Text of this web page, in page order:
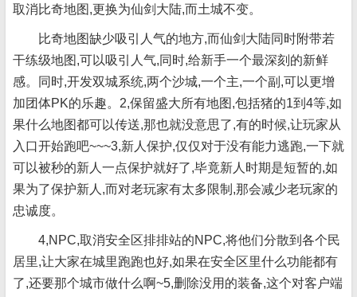
取消比奇地图,更换为仙剑大陆,而土城不变。
比奇地图缺少吸引人气的地方,而仙剑大陆同时附带若
干练级地图,可以吸引人气,同时,给新手一个最深刻的新鲜
感。同时,开发双城系统,两个沙城,一个主,一个副,可以更增
加团体PK的乐趣。2,保留盛大所有地图,包括猪的1到4等,如
果什么地图都可以传送,那也就没意思了,有的时候,让玩家从
入口开始跑吧~~~3,新人保护,仅仅对于没有能力逃跑,一下就
可以被秒的新人一点保护就好了,毕竟新人时期是短暂的,如
果为了保护新人,而对老玩家有太多限制,那会减少老玩家的
忠诚度。
4,NPC,取消安全区排排站的NPC,将他们分散到各个民
居里,让大家在城里跑跑也好,如果在安全区里什么功能都有
了,还要那个城市做什么啊~5,删除没用的装备,这个对客户端